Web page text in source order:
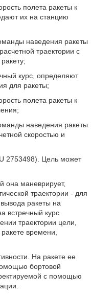
полета ракеты к
их на станцию
наведения ракеты
траектории с
курс, определяют
для ракеты;
полета ракеты к
наведения ракеты
скоростью и
2753498). Цель может
она маневрирует,
траектории - для
ракеты на
встречный курс
траектории цели,
времени,
На ракете ее
бортовой
с помощью